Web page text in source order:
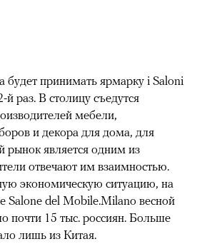
будет принимать ярмарку i Saloni
раз. В столицу съедутся
мебели,
и декора для дома, для
рынок является одним из
отвечают им взаимностью.
экономическую ситуа­цию, на
Salone del Mobile.Milano весной
почти 15 тыс. россиян. Больше
лишь из Китая.